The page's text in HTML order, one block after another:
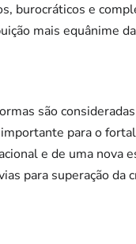
burocráticos e
mais equânime
são
para o
e de uma nova
para superação da